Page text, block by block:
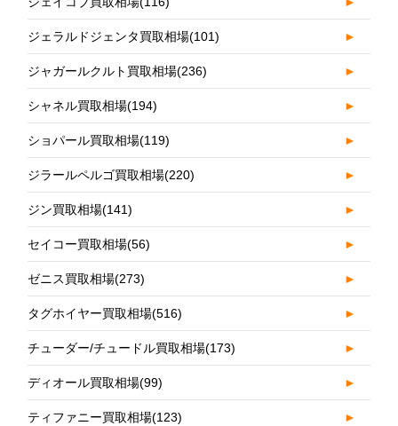
ジェラルドジェンタ買取相場(101) ►
ジャガールクルト買取相場(236) ►
シャネル買取相場(194) ►
ショパール買取相場(119) ►
ジラールペルゴ買取相場(220) ►
ジン買取相場(141) ►
セイコー買取相場(56) ►
ゼニス買取相場(273) ►
タグホイヤー買取相場(516) ►
チューダー/チュードル買取相場(173) ►
ディオール買取相場(99) ►
ティファニー買取相場(123) ►